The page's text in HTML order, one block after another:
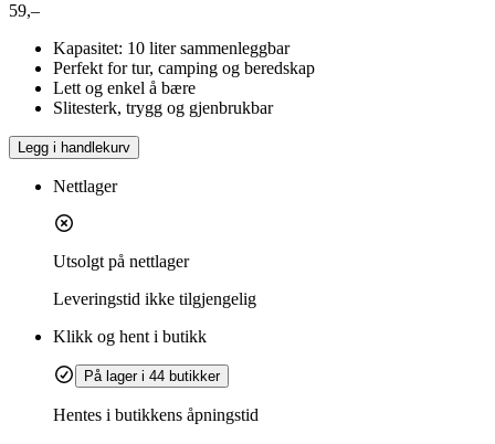
59,–
Kapasitet: 10 liter sammenleggbar
Perfekt for tur, camping og beredskap
Lett og enkel å bære
Slitesterk, trygg og gjenbrukbar
Legg i handlekurv
Nettlager
Utsolgt på nettlager
Leveringstid ikke tilgjengelig
Klikk og hent i butikk
På lager i 44 butikker
Hentes i butikkens åpningstid